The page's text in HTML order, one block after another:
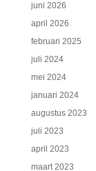
juni 2026
april 2026
februari 2025
juli 2024
mei 2024
januari 2024
augustus 2023
juli 2023
april 2023
maart 2023